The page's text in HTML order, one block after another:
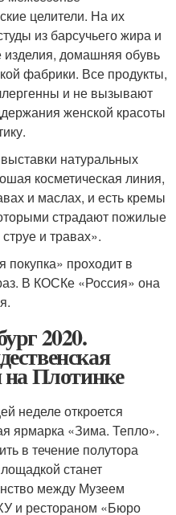
целители. На их
из барсучьего жира и
домашняя обувь
фабрики. Все продукты,
и не вызывают
женской красоты
натуральных
косметическая линия,
и маслах, и есть кремы
страдают пожилые
и травах».
проходит в
В КОСКе «Россия» она
2020.
на Плотинке
неделе откроется
ярмарка «Зима. Тепло».
в течение полутора
станет
между Музеем
и рестораном «Бюро